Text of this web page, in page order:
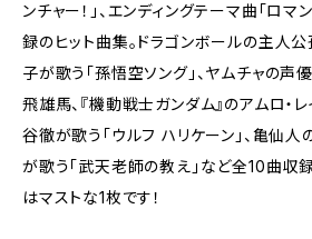
ンチャー！」、エンディングテーマ曲「ロマ
録のヒット曲集。ドラゴンボールの主人
子が歌う「孫悟空ソング」、ヤムチャの声
飛雄馬、『機動戦士ガンダム』のアムロ・
谷徹が歌う「ウルフ ハリケーン」、亀仙
が歌う「武天老師の教え」など全10曲収
はマストな1枚です！